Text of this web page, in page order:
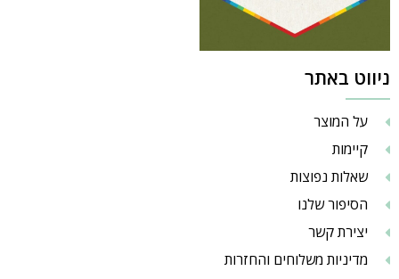
ניווט באתר
על המוצר
קיימות
שאלות נפוצות
הסיפור שלנו
יצירת קשר
מדיניות משלוחים והחזרות